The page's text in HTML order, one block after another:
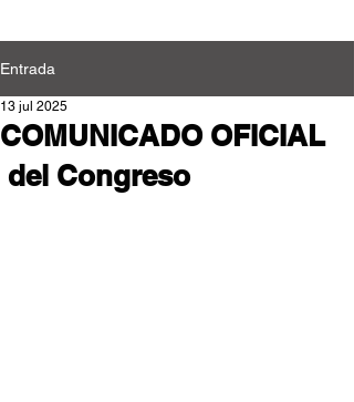
Entrada
COMUNICADO OFICIAL
del Congreso
13 jul 2025